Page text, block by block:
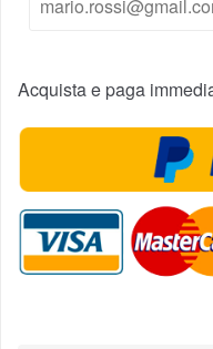
Acquista e paga